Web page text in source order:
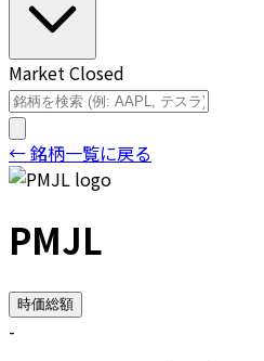
Market Closed
← 銘柄一覧に戻る
PMJL
時価総額
-